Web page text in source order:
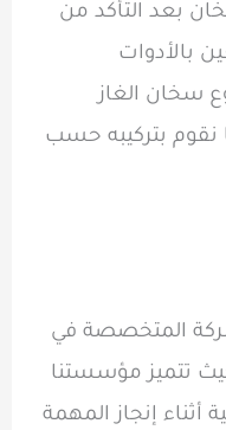
بعد التأكد من
بالأدوات
سخان الغاز
نقوم بتركيبه حسب
المتخصصة في
تتميز مؤسستنا
أثناء إنجاز المهمة